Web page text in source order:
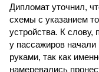
Дипломат уточнил,
схемы с указанием
устройства. К слову,
у пассажиров
руками, так как
намеревались